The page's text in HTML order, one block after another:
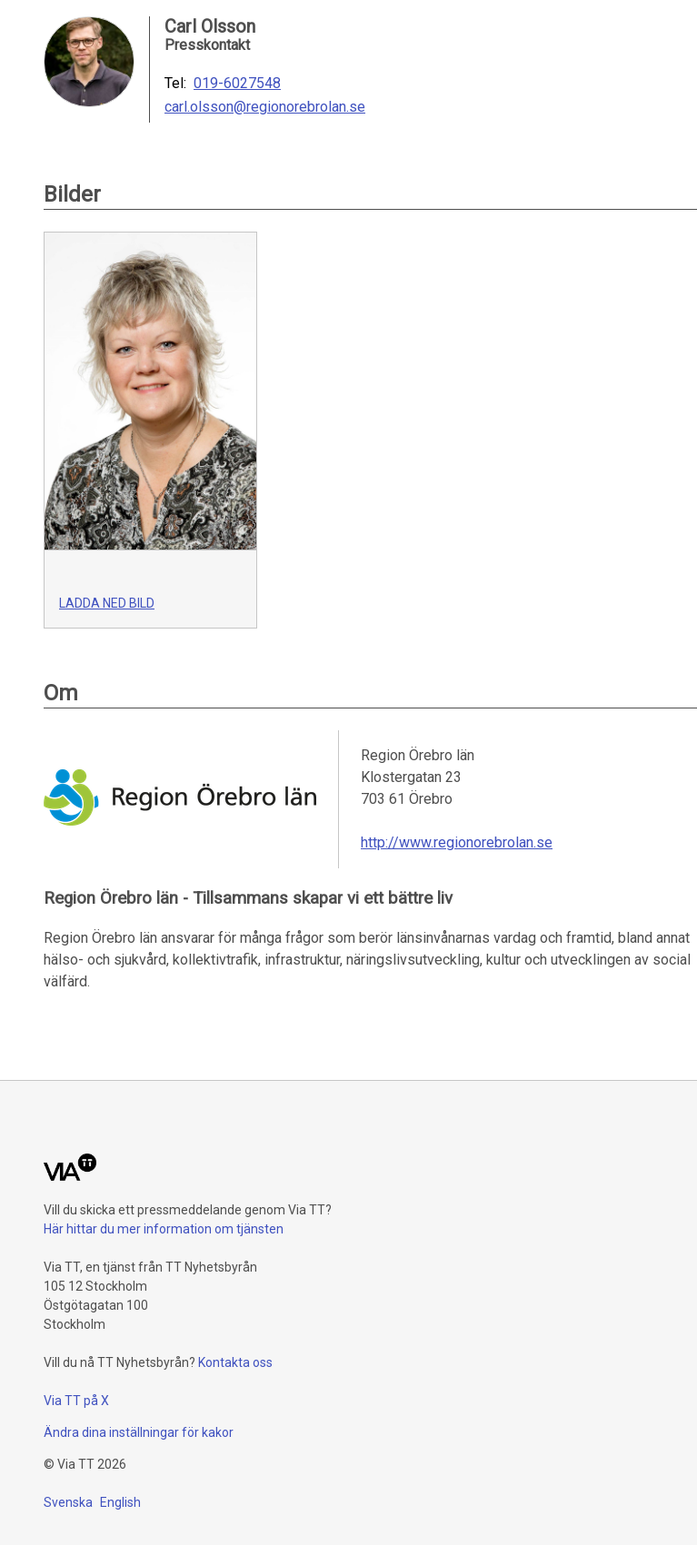
Carl Olsson
Presskontakt
Tel: 019-6027548
carl.olsson@regionorebrolan.se
Bilder
LADDA NED BILD
Om
Region Örebro län
Klostergatan 23
703 61 Örebro
http://www.regionorebrolan.se
Region Örebro län - Tillsammans skapar vi ett bättre liv
Region Örebro län ansvarar för många frågor som berör länsinvånarnas vardag och framtid, bland annat
hälso- och sjukvård, kollektivtrafik, infrastruktur, näringslivsutveckling, kultur och utvecklingen av social
välfärd.
Vill du skicka ett pressmeddelande genom Via TT?
Här hittar du mer information om tjänsten
Via TT, en tjänst från TT Nyhetsbyrån
105 12 Stockholm
Östgötagatan 100
Stockholm
Vill du nå TT Nyhetsbyrån? Kontakta oss
Via TT på X
Ändra dina inställningar för kakor
© Via TT2026
Svenska English